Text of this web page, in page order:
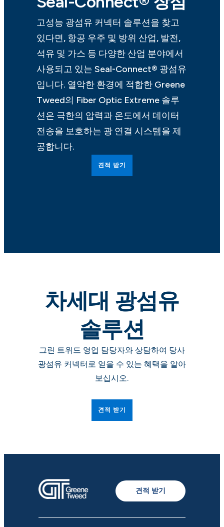
고성능 광섬유 커넥터 솔루션을 찾고
있다면, 항공 우주 및 방위 산업, 발전,
석유 및 가스 등 다양한 산업 분야에서
사용되고 있는 Seal-Connect® 광섬유
입니다. 열악한 환경에 적합한 Greene
Tweed의 Fiber Optic Extreme 솔루
션은 극한의 압력과 온도에서 데이터
전송을 보호하는 광 연결 시스템을 제
공합니다.
견적 받기
차세대 광섬유
솔루션
그린 트위드 영업 담당자와 상담하여 당사
광섬유 커넥터로 얻을 수 있는 혜택을 알아
보십시오.
견적 받기
견적 받기